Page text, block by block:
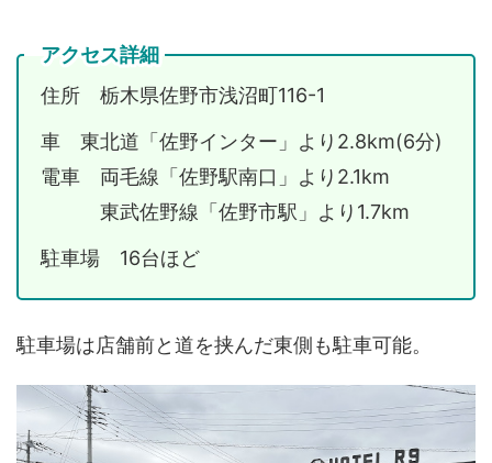
アクセス詳細
住所 栃木県佐野市浅沼町116-1
車 東北道「佐野インター」より2.8km(6分)
電車 両毛線「佐野駅南口」より2.1km
東武佐野線「佐野市駅」より1.7km
駐車場 16台ほど
駐車場は店舗前と道を挟んだ東側も駐車可能。